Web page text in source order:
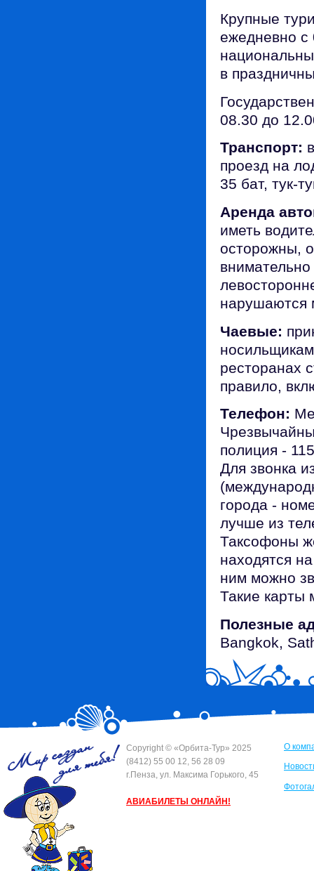
Крупные
ежедневно с
в
08.30 до
Транспорт:
проезд на
35 бат, тук-
Аренда
иметь
осторожны,
нарушаются
Чаевые:
ресторанах
правило,
Телефон:
полиция -
Для звонка
города -
лучше из
Таксофоны
находятся
ним можно
Такие карты
Полезные
Bangkok,
Сopyright © «Орбита-Тур» 2025
(8412) 55 00 12, 56 28 09
г.Пенза, ул. Максима Горького, 45
АВИАБИЛЕТЫ ОНЛАЙН!
О